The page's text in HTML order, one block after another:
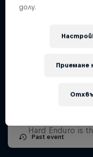
Red Bull Triple
Mauritius,
Past event
Hard
Hard Enduro is
долу.
Приемане